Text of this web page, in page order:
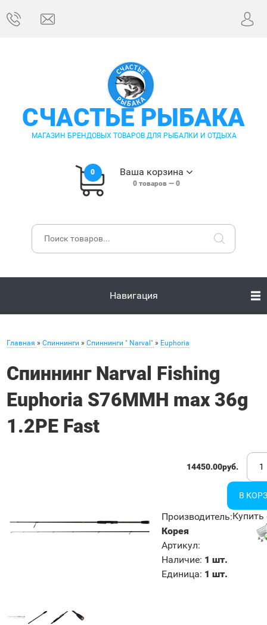
СЧАСТЬЕ РЫБАКА
МАГАЗИН БРЕНДОВЫХ ТОВАРОВ ДЛЯ РЫБАЛКИ И ОТДЫХА
0 Ваша корзина
0товаров — 0
Навигация
Главная » Спиннинги » Спиннинги " Narval" » Euphoria
Спиннинг Narval Fishing
Euphoria S76MMH max 36g
1.2PE Fast
14450.00руб.
Производитель:
Корея
Артикул:
Наличие: 1 шт.
Единица: 1 шт.
Купить